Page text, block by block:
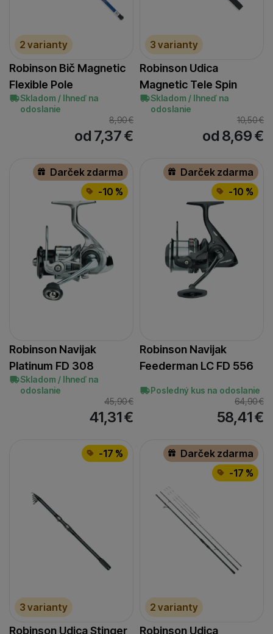
2 varianty
Robinson Bič Magnetic
Flexible Pole
Skladom / Ihneď na
odoslanie
8,90€
od 7,37€
3 varianty
Robinson Udica
Magnetic Tele Spin
Skladom / Ihneď na
odoslanie
10,50€
od 8,69€
Darček zdarma
-10 %
Robinson Navijak
Platinum FD 308
Skladom / Ihneď na
odoslanie
45,90€
41,31€
Darček zdarma
-10 %
Robinson Navijak
Feederman LC FD 556
Posledný kus na odoslanie
64,90€
58,41€
-17 %
3 varianty
Robinson Udica Stinger
Darček zdarma
-17 %
2 varianty
Robinson Udica